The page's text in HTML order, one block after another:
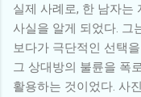
실제 사례로, 한 남자는
사실을 알게 되었다. 그
보다가 극단적인 선택
그 상대방의 불륜을 폭
활용하는 것이었다. 사